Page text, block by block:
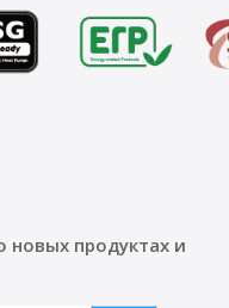
продуктах и